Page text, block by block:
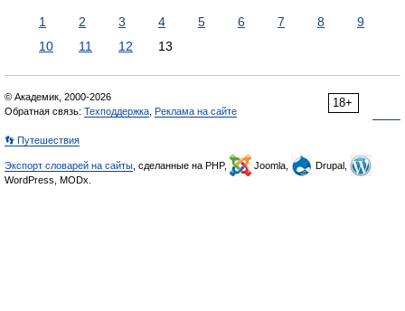
1 2 3 4 5 6 7 8
9
10
11 12 13
18+
© Академик, 2000-2026
Обратная связь: Техподдержка Реклама на сайте
👣 Путешествия
Экспорт словарей на сайты , сделанные на PHP, Joomla,
Drupal,
WordPress, MODx.